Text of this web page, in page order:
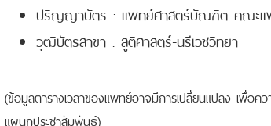
ปริญญาบัตร : แพทย์ศาสตร์บัณฑิต คณะแพ
วุฒิบัตรสาขา : สูติศาสตร์-นรีเวชวิทยา
(ข้อมูลตารางเวลาของแพทย์อาจมีการเปลี่ยนแปลง เพื่อค
แผนกประชาสัมพันธ์)